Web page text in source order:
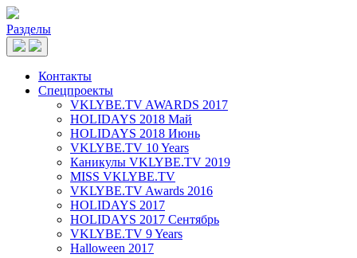
Разделы
Контакты
Спецпроекты
VKLYBE.TV AWARDS 2017
HOLIDAYS 2018 Май
HOLIDAYS 2018 Июнь
VKLYBE.TV 10 Years
Каникулы VKLYBE.TV 2019
MISS VKLYBE.TV
VKLYBE.TV Awards 2016
HOLIDAYS 2017
HOLIDAYS 2017 Сентябрь
VKLYBE.TV 9 Years
Halloween 2017